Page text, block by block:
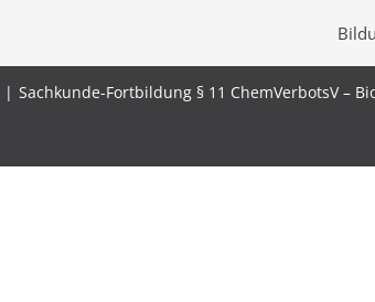
Sachkunde-Fortbildung § 11 ChemVerbotsV –